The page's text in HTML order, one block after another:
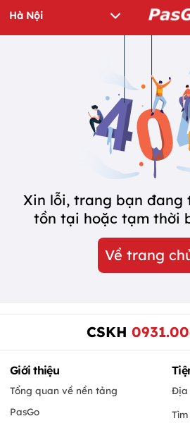
Xin lỗi, trang bạn đang
tồn tại hoặc tạm thời
Về trang
CSKH
Giới thiệu
Tổng quan về nền tảng
PasGo
Địa